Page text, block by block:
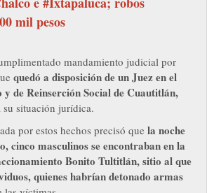
mil pesos
mandamiento judicial por
quedó a disposición de un Juez en el
de Reinserción Social de Cuautitlán,
su situación jurídica.
por estos hechos precisó que la noche
cinco masculinos se encontraban en la
Bonito Tultitlán, sitio al que
quienes habrían detonado armas